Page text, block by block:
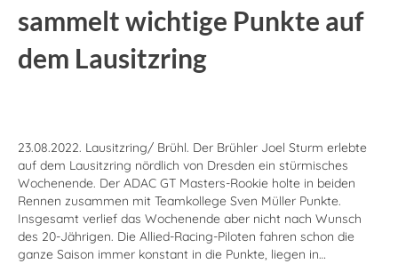
sammelt wichtige Punkte auf
dem Lausitz­ring
23.08.2022. Lausitzring/ Brühl. Der Brühler Joel Sturm erlebte
auf dem Lausitzring nördlich von Dresden ein stürmisches
Wochenende. Der ADAC GT Masters-Rookie holte in beiden
Rennen zusammen mit Teamkollege Sven Müller Punkte.
Insgesamt verlief das Wochenende aber nicht nach Wunsch
des 20-Jährigen. Die Allied-Racing-Piloten fahren schon die
ganze Saison immer konstant in die Punkte, liegen in…